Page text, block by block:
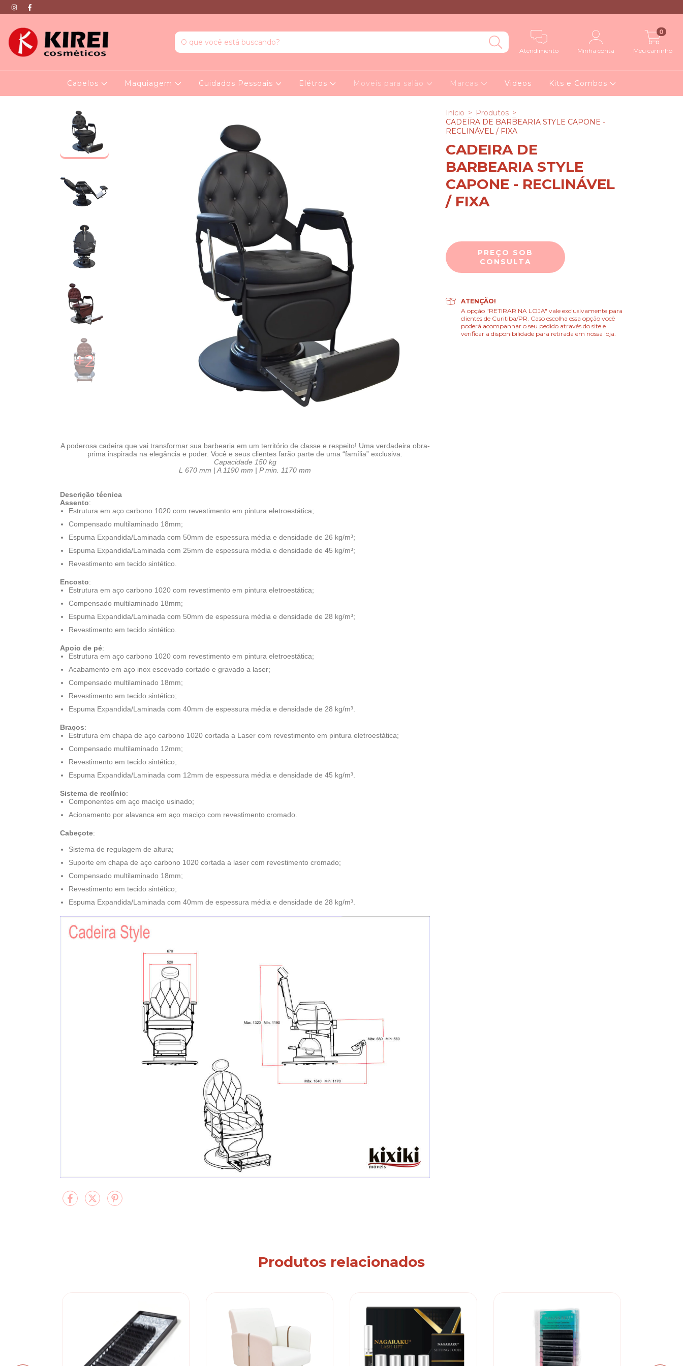
Atendimento Minha conta Meu carrinho
0
Cabelos Maquiagem Cuidados Pessoais Elétros Moveis para salão Marcas Videos Kits e Combos
+2
A poderosa cadeira que vai transformar sua barbearia em um território de classe e respeito! Uma verdadeira obra-
prima inspirada na elegância e poder. Você e seus clientes farão parte de uma “família” exclusiva.
Capacidade 150 kg
L 670 mm | A 1190 mm | P min. 1170 mm
Descrição técnica
Assento:
Estrutura em aço carbono 1020 com revestimento em pintura eletroestática;
Compensado multilaminado 18mm;
Espuma Expandida/Laminada com 50mm de espessura média e densidade de 26 kg/m³;
Espuma Expandida/Laminada com 25mm de espessura média e densidade de 45 kg/m³;
Revestimento em tecido sintético.
Encosto:
Estrutura em aço carbono 1020 com revestimento em pintura eletroestática;
Compensado multilaminado 18mm;
Espuma Expandida/Laminada com 50mm de espessura média e densidade de 28 kg/m³;
Revestimento em tecido sintético.
Apoio de pé:
Estrutura em aço carbono 1020 com revestimento em pintura eletroestática;
Acabamento em aço inox escovado cortado e gravado a laser;
Compensado multilaminado 18mm;
Revestimento em tecido sintético;
Espuma Expandida/Laminada com 40mm de espessura média e densidade de 28 kg/m³.
Braços:
Estrutura em chapa de aço carbono 1020 cortada a Laser com revestimento em pintura eletroestática;
Compensado multilaminado 12mm;
Revestimento em tecido sintético;
Espuma Expandida/Laminada com 12mm de espessura média e densidade de 45 kg/m³.
Sistema de reclínio:
Componentes em aço maciço usinado;
Acionamento por alavanca em aço maciço com revestimento cromado.
Cabeçote:
Sistema de regulagem de altura;
Suporte em chapa de aço carbono 1020 cortada a laser com revestimento cromado;
Compensado multilaminado 18mm;
Revestimento em tecido sintético;
Espuma Expandida/Laminada com 40mm de espessura média e densidade de 28 kg/m³.
Início > Produtos >
CADEIRA DE BARBEARIA STYLE CAPONE -
RECLINÁVEL / FIXA
CADEIRA DE
BARBEARIA STYLE
CAPONE - RECLINÁVEL
/ FIXA
ATENÇÃO!
A opção "RETIRAR NA LOJA" vale exclusivamente para
clientes de Curitiba/PR. Caso escolha essa opção você
poderá acompanhar o seu pedido através do site e
verificar a disponibilidade para retirada em nossa loja.
Produtos relacionados